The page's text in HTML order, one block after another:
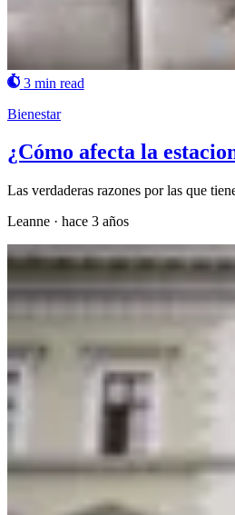
3 min read
Bienestar
¿Cómo afecta la
Las verdaderas razones por las que
Leanne · hace 3 años